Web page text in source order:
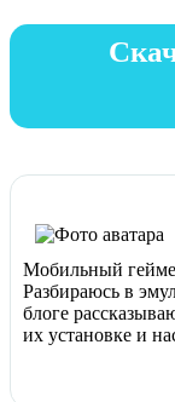
Мобильный
Разбираюсь в
блоге
их установке и